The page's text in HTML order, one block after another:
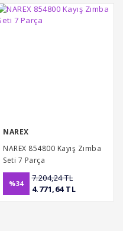
NAREX
NAREX 854800 Kayış Zımba
Seti 7 Parça
%34
7.204,24 TL
4.771,64 TL